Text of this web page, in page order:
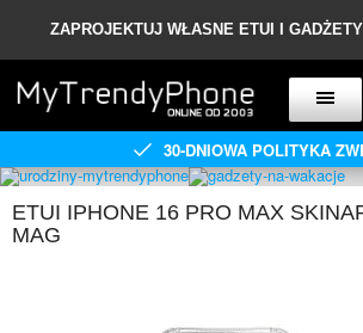
ZAPROJEKTUJ WŁASNE ETUI I
30-DNIOWA POLITYKA
ETUI IPHONE 16 PRO MAX
MAG